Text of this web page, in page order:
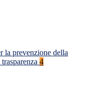
la prevenzione della
4